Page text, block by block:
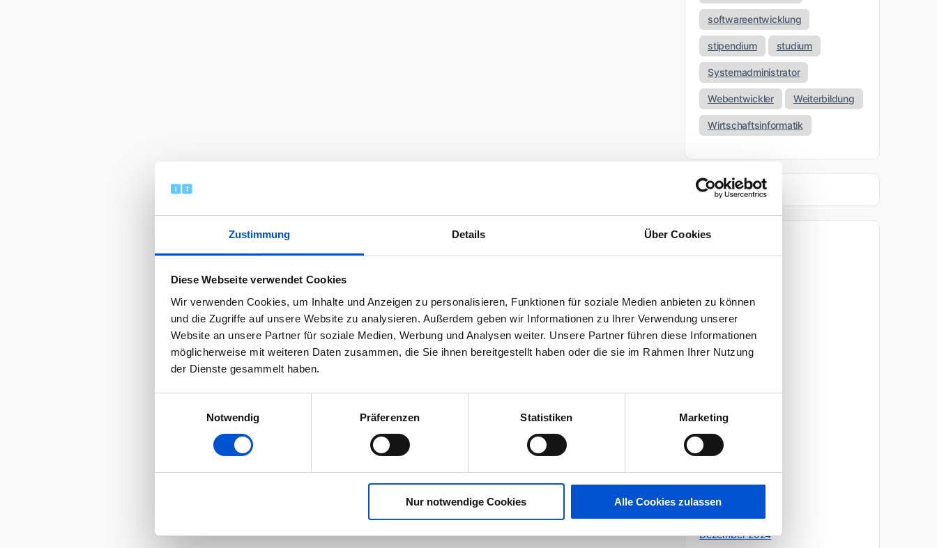
Zustimmung Details Über Cookies
Diese Webseite verwendet Cookies
Wir verwenden Cookies, um Inhalte und Anzeigen zu personalisieren, Funktionen für soziale Medien anbieten zu können
und die Zugriffe auf unsere Website zu analysieren. Außerdem geben wir Informationen zu Ihrer Verwendung unserer
Website an unsere Partner für soziale Medien, Werbung und Analysen weiter. Unsere Partner führen diese Informationen
möglicherweise mit weiteren Daten zusammen, die Sie ihnen bereitgestellt haben oder die sie im Rahmen Ihrer Nutzung
der Dienste gesammelt haben.
Notwendig
Präferenzen Statistiken Marketing
Nur notwendige Cookies Alle Cookies zulassen
softwareentwicklung
stipendium studium
Systemadministrator
Webentwickler Weiterbildung
Wirtschaftsinformatik
April 2026
März 2026
November 2025
Oktober 2025
Mai 2025
April 2025
März 2025
Dezember 2024